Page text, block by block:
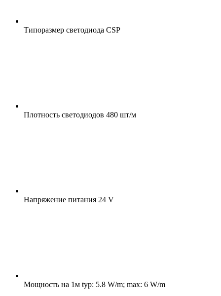
Типоразмер светодиода CSP
Плотность светодиодов 480 шт/м
Напряжение питания 24 V
Мощность на 1м typ: 5.8 W/m; max: 6 W/m